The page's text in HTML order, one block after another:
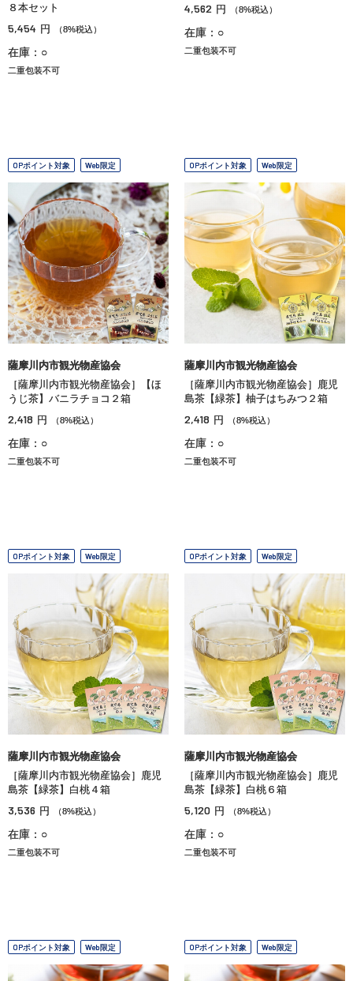
８本セット
5,454 円 （8%税込）
在庫：○
二重包装不可
4,562 円 （8%税込）
在庫：○
二重包装不可
OPポイント対象 Web限定
薩摩川内市観光物産協会
［薩摩川内市観光物産協会］【ほ
うじ茶】バニラチョコ２箱
2,418 円 （8%税込）
在庫：○
二重包装不可
OPポイント対象 Web限定
薩摩川内市観光物産協会
［薩摩川内市観光物産協会］鹿児
島茶【緑茶】柚子はちみつ２箱
2,418 円 （8%税込）
在庫：○
二重包装不可
OPポイント対象 Web限定
薩摩川内市観光物産協会
［薩摩川内市観光物産協会］鹿児
島茶【緑茶】白桃４箱
3,536 円 （8%税込）
在庫：○
二重包装不可
OPポイント対象 Web限定
薩摩川内市観光物産協会
［薩摩川内市観光物産協会］鹿児
島茶【緑茶】白桃６箱
5,120 円 （8%税込）
在庫：○
二重包装不可
OPポイント対象 Web限定 OPポイント対象 Web限定